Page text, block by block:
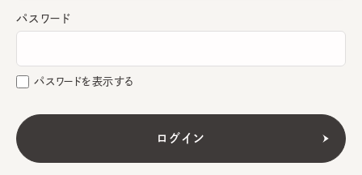
パスワード
パスワードを表示する